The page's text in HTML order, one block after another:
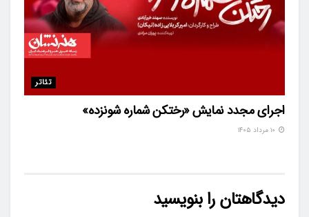
تئاتر
اجرای مجدد نمایش «رختکن شماره شونزده»
دیدگاهتان را بنویسید